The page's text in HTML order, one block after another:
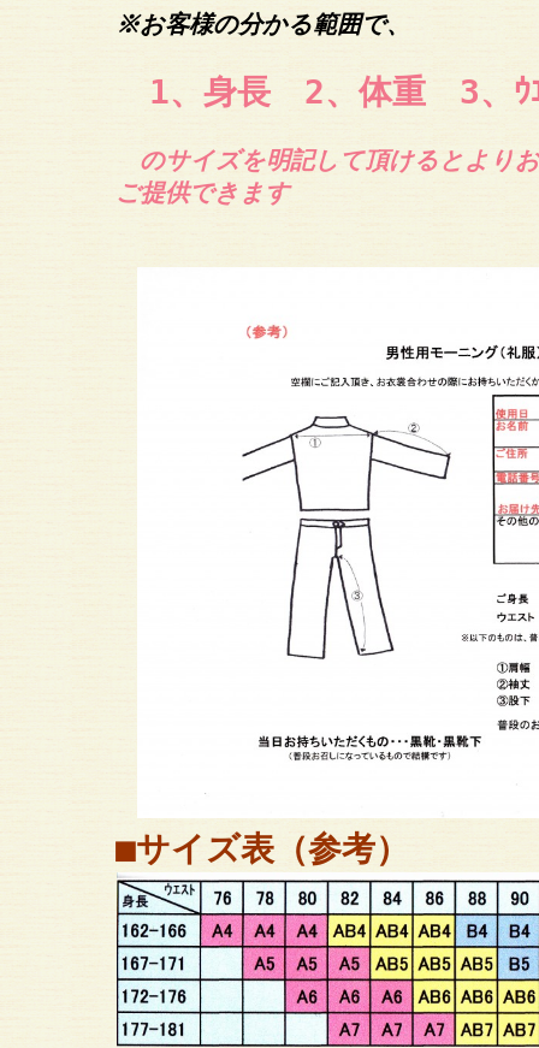
※お客様の分かる範囲で、
1、身長 2、体重 3、
のサイズを明記して頂けるとより
ご提供できます
■サイズ表（参考）